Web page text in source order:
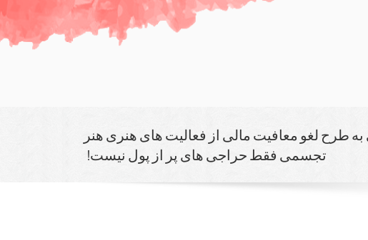
به طرح لغو معافیت مالی از فعالیت های هنری هنر
تجسمی فقط حراجی های پر از پول نیست!